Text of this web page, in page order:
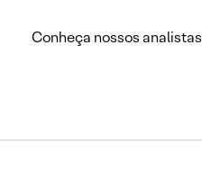
Conheça nossos analistas